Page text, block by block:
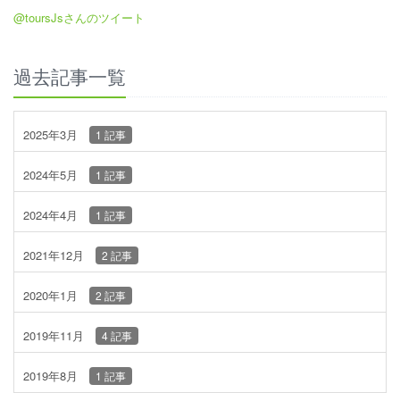
@toursJsさんのツイート
過去記事一覧
2025年3月 1 記事
2024年5月 1 記事
2024年4月 1 記事
2021年12月 2 記事
2020年1月 2 記事
2019年11月 4 記事
2019年8月 1 記事